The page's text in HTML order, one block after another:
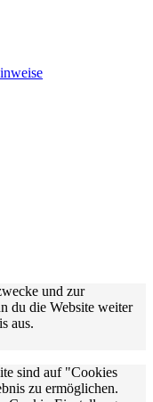
und zur
du die Website weiter
aus.
sind auf "Cookies
zu ermöglichen.